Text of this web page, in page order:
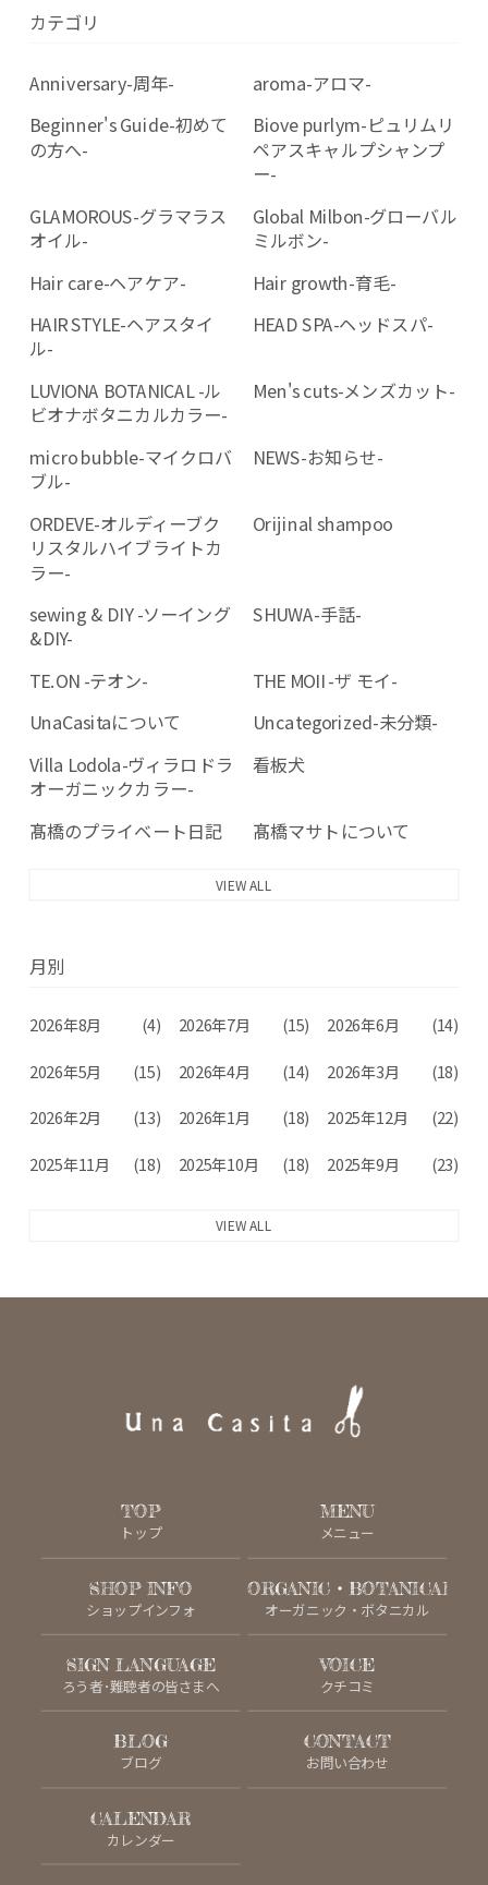
カテゴリ
Anniversary-周年- aroma-アロマ-
Beginner's Guide-初めて
の方へ-
Biove purlym-ピュリムリ
ペアスキャルプシャンプ
ー-
GLAMOROUS-グラマラス
オイル-
Global Milbon-グローバル
ミルボン-
Hair care-ヘアケア-
Hair growth-育毛-
HAIR STYLE-ヘアスタイ
ル-
HEAD SPA-ヘッドスパ-
LUVIONA BOTANICAL -ル
ビオナボタニカルカラー-
Men's cuts-メンズカット-
micro bubble-マイクロバ
ブル-
NEWS-お知らせ-
ORDEVE-オルディーブク
リスタルハイブライトカ
ラー-
Orijinal shampoo
sewing & DIY -ソーイング
&DIY-
SHUWA-手話-
TE.ON -テオン-
THE MOII -ザ モイ-
UnaCasitaについて
Uncategorized-未分類-
Villa Lodola-ヴィラロドラ
オーガニックカラー-
看板犬
髙橋のプライベート日記 髙橋マサトについて
VIEW ALL
月別
2026年8月 (4) 2026年7月 (15) 2026年6月 (14)
2026年5月 (15) 2026年4月 (14) 2026年3月 (18)
2026年2月 (13) 2026年1月 (18) 2025年12月 (22)
2025年11月 (18) 2025年10月 (18) 2025年9月 (23)
VIEW ALL
TOP
トップ
MENU
メニュー
SHOP INFO
ショップインフォ
ORGANIC・BOTANICAL
オーガニック・ボタニカル
SIGN LANGUAGE
ろう者･難聴者の皆さまへ
VOICE
クチコミ
BLOG
ブログ
CONTACT
お問い合わせ
CALENDAR
カレンダー